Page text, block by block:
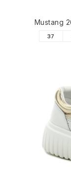
Mustang
37